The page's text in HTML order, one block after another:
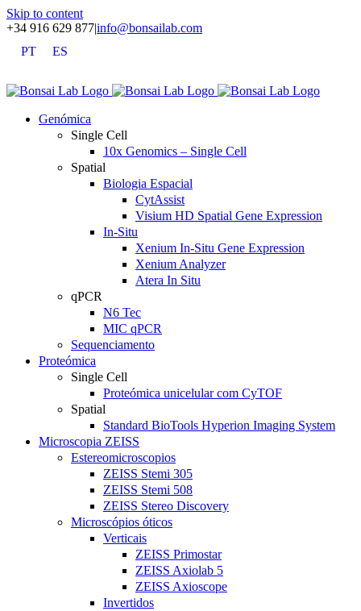
Skip to content
+34 916 629 877|info@bonsailab.com
PT
ES
Genómica
Single Cell
10x Genomics – Single Cell
Spatial
Biologia Espacial
CytAssist
Visium HD Spatial Gene Expression
In-Situ
Xenium In-Situ Gene Expression
Xenium Analyzer
Atera In Situ
qPCR
N6 Tec
MIC qPCR
Sequenciamento
Proteómica
Single Cell
Proteómica unicelular com CyTOF
Spatial
Standard BioTools Hyperion Imaging System
Microscopia ZEISS
Estereomicroscopios
ZEISS Stemi 305
ZEISS Stemi 508
ZEISS Stereo Discovery
Microscópios óticos
Verticais
ZEISS Primostar
ZEISS Axiolab 5
ZEISS Axioscope
Invertidos